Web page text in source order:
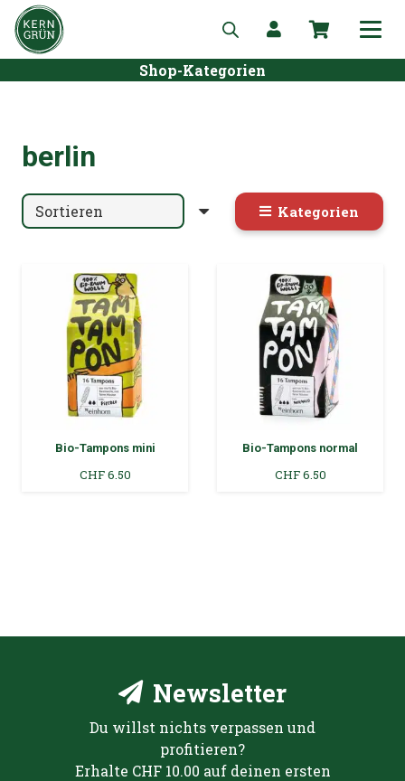
Shop-Kategorien
berlin
Kategorien
Bio-Tampons mini
CHF6.50
Bio-Tampons normal
CHF6.50
Newsletter
Du willst nichts verpassen und
profitieren?
Erhalte CHF 10.00 auf deinen ersten